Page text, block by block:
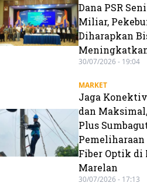
Dana PSR
Miliar,
Diharapkan
30/07/2026 - 19:04
MARKET
Jaga
dan
Plus
Fiber Optik di
Marelan
30/07/2026 - 17:13